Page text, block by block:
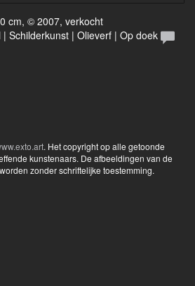
cm, © 2007, verkocht
Schilderkunst | Olieverf | Op doek
. Het copyright op alle getoonde
kunstenaars. De afbeeldingen van de
zonder schriftelijke toestemming.